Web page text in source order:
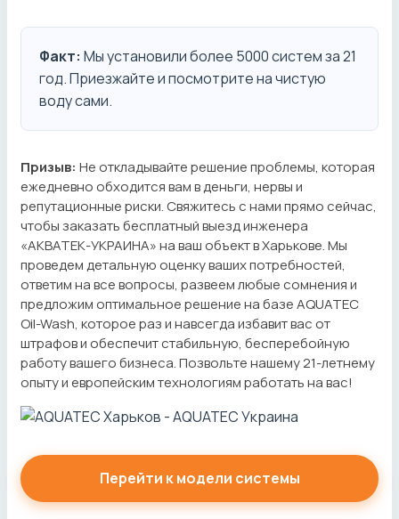
Факт: Мы установили более 5000 систем за 21
год. Приезжайте и посмотрите на чистую
воду сами.
Призыв: Не откладывайте решение проблемы, которая
ежедневно обходится вам в деньги, нервы и
репутационные риски. Свяжитесь с нами прямо сейчас,
чтобы заказать бесплатный выезд инженера
«АКВАТЕК-УКРАИНА» на ваш объект в Харькове. Мы
проведем детальную оценку ваших потребностей,
ответим на все вопросы, развеем любые сомнения и
предложим оптимальное решение на базе AQUATEC
Oil-Wash, которое раз и навсегда избавит вас от
штрафов и обеспечит стабильную, бесперебойную
работу вашего бизнеса. Позвольте нашему 21-летнему
опыту и европейским технологиям работать на вас!
Перейти к модели системы